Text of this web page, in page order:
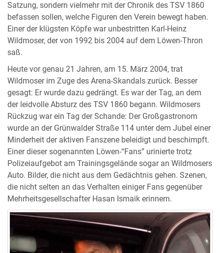
Satzung, sondern vielmehr mit der Chronik des TSV 1860
befassen sollen, welche Figuren den Verein bewegt haben.
Einer der klügsten Köpfe war unbestritten Karl-Heinz
Wildmoser, der von 1992 bis 2004 auf dem Löwen-Thron
saß.
Heute vor genau 21 Jahren, am 15. März 2004, trat
Wildmoser im Zuge des Arena-Skandals zurück. Besser
gesagt: Er wurde dazu gedrängt. Es war der Tag, an dem
der leidvolle Absturz des TSV 1860 begann. Wildmosers
Rückzug war ein Tag der Schande: Der Großgastronom
wurde an der Grünwalder Straße 114 unter dem Jubel einer
Minderheit der aktiven Fanszene beleidigt und beschimpft.
Einer dieser sogenannten Löwen-“Fans” urinierte trotz
Polizeiaufgebot am Trainingsgelände sogar an Wildmosers
Auto. Bilder, die nicht aus dem Gedächtnis gehen. Szenen,
die nicht selten an das Verhalten einiger Fans gegenüber
Mehrheitsgesellschafter Hasan Ismaik erinnern.